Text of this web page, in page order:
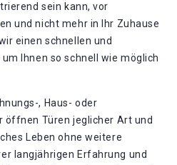
sein kann, vor
und nicht mehr in Ihr Zuhause
einen schnellen und
Ihnen so schnell wie möglich
, Haus- oder
öffnen Türen jeglicher Art und
Leben ohne weitere
langjährigen Erfahrung und